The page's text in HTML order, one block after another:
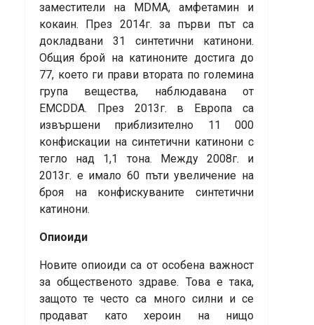
заместители на MDMA, амфетамин и
кокаин. През 2014г. за първи път са
докладвани 31 синтетични катинони.
Общия брой на катиноните достига до
77, което ги прави втората по големина
група вещества, наблюдавана от
EMCDDA. През 2013г. в Европа са
извършени приблизително 11 000
конфискации на синтетични катинони с
тегло над 1,1 тона. Между 2008г. и
2013г. е имало 60 пъти увеличение на
броя на конфискуваните синтетични
катинони.
Опиоиди
Новите опиоиди са от особена важност
за общественото здраве. Това е така,
защото те често са много силни и се
продават като хероин на нищо